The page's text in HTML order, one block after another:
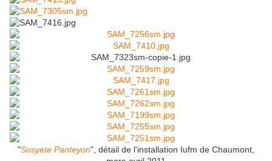
"Sosyete Panteyon", détail de l'installation Iufm de Chaumont,